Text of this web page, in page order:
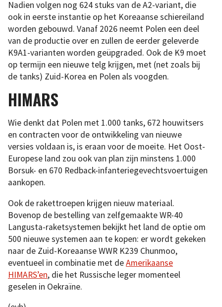
Nadien volgen nog 624 stuks van de A2-variant, die
ook in eerste instantie op het Koreaanse schiereiland
worden gebouwd. Vanaf 2026 neemt Polen een deel
van de productie over en zullen de eerder geleverde
K9A1-varianten worden geüpgraded. Ook de K9 moet
op termijn een nieuwe telg krijgen, met (net zoals bij
de tanks) Zuid-Korea en Polen als voogden.
HIMARS
Wie denkt dat Polen met 1.000 tanks, 672 houwitsers
en contracten voor de ontwikkeling van nieuwe
versies voldaan is, is eraan voor de moeite. Het Oost-
Europese land zou ook van plan zijn minstens 1.000
Borsuk- en 670 Redback-infanteriegevechtsvoertuigen
aankopen.
Ook de rakettroepen krijgen nieuw materiaal.
Bovenop de bestelling van zelfgemaakte WR-40
Langusta-raketsystemen bekijkt het land de optie om
500 nieuwe systemen aan te kopen: er wordt gekeken
naar de Zuid-Koreaanse WWR K239 Chunmoo,
eventueel in combinatie met deAmerikaanse
HIMARS’en, die het Russische leger momenteel
geselen in Oekraïne.